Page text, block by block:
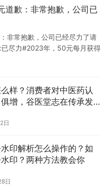
，以后每年再发放15…
道歉：非常抱歉，公司已
非常抱歉，公司已经尽力了请
尽力#2023年，50元每月获得
该公司获悉，该公司集体调薪
道歉信写道:“公…
样？消费者对中医药认
增，谷医堂志在传承发
日
印解析怎么操作的？如
印？两种方法教会你
日